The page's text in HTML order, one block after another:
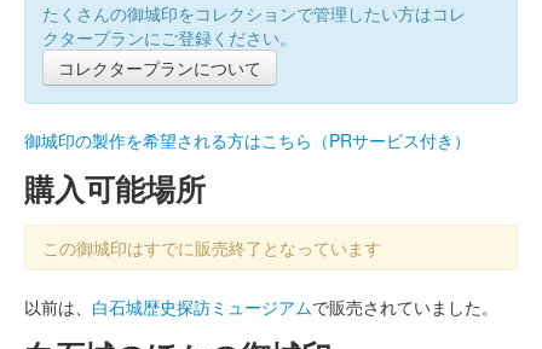
たくさんの御城印をコレクションで管理したい方はコレ
クタープランにご登録ください。
コレクタープランについて
御城印の製作を希望される方はこちら（PRサービス付き）
購入可能場所
この御城印はすでに販売終了となっています
以前は、 白石城歴史探訪ミュージアムで販売されていました。